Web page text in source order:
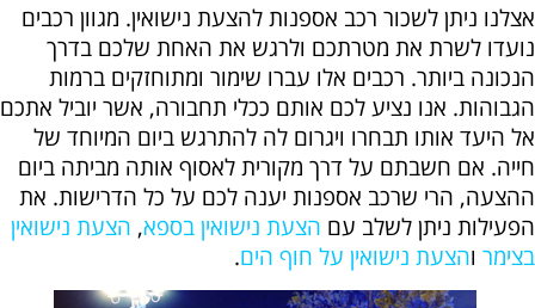
אצלנו ניתן לשכור רכב אספנות להצעת נישואין. מגוון רכבים
נועדו לשרת את מטרתכם ולרגש את האחת שלכם בדרך
הנכונה ביותר. רכבים אלו עברו שימור ומתוחזקים ברמות
הגבוהות. אנו נציע לכם אותם ככלי תחבורה, אשר יוביל אתכם
אל היעד אותו תבחרו ויגרום לה להתרגש ביום המיוחד של
חייה. אם חשבתם על דרך מקורית לאסוף אותה מביתה ביום
ההצעה, הרי שרכב אספנות יענה לכם על כל הדרישות. את
הפעילות ניתן לשלב עם הצעת נישואין בספא, הצעת נישואין
בצימר והצעת נישואין על חוף הים.